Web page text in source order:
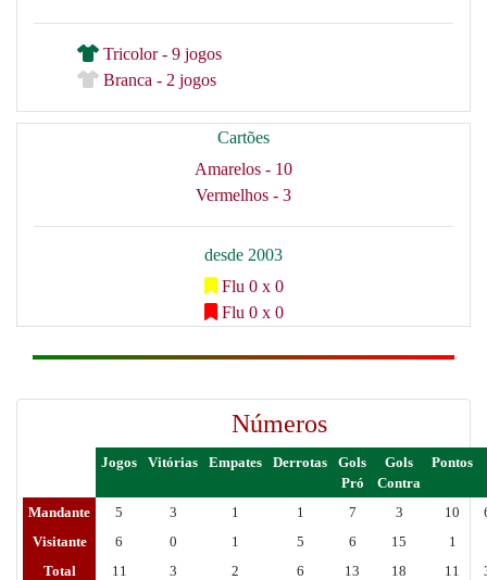
Tricolor - 9 jogos
Branca - 2 jogos
Cartões
Amarelos - 10
Vermelhos - 3
desde 2003
Flu 0 x 0
Flu 0 x 0
Números
Jogos Vitórias Empates Derrotas
Gols
Pró
Gols
Contra
Pontos
Mandante 5 3 1 1 7 3 10
Visitante
6 0 1 5 6 15
1
Total
11 3 2 6 13 18 11